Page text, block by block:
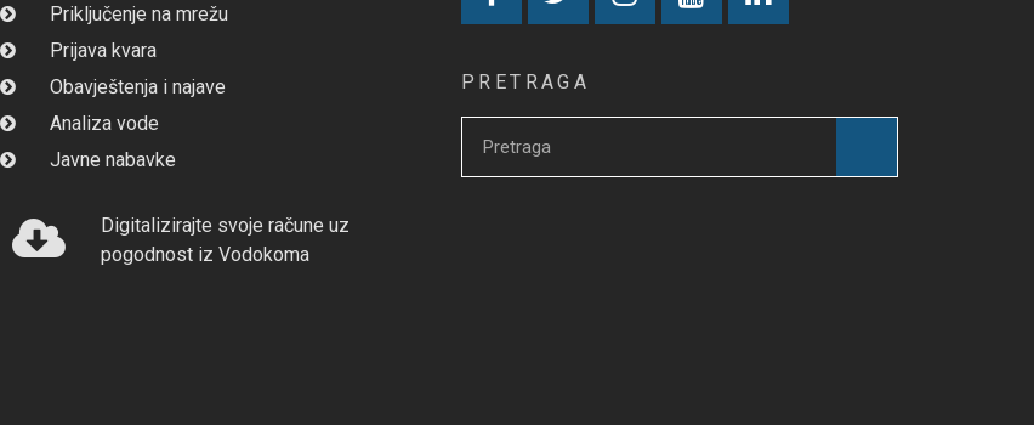
Priključenje na mrežu
Prijava kvara
Obavještenja i najave
Analiza vode
Javne nabavke
Digitalizirajte svoje račune uz
pogodnost iz Vodokoma
PRETRAGA